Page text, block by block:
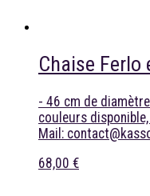
Chaise Ferlo
- 46 cm de
couleurs
Mail:
68,00 €